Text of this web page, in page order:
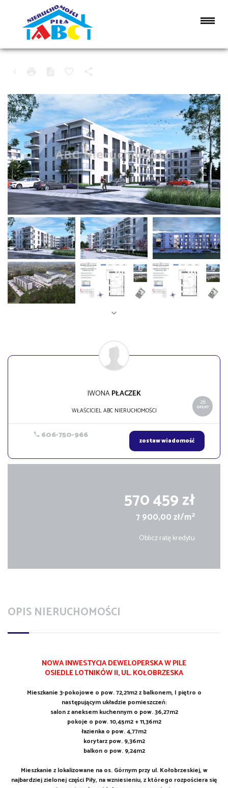
PIŁA
MIESZKANIE NA SPRZEDAŻ
26
OFERT
IWONAPŁACZEK
WŁAŚCICIEL ABC NIERUCHOMOŚCI
606-750-966 zostaw wiadomość
570 459 zł
7 900,00 zł/m2
Oblicz ratę kredytu
OPIS NIERUCHOMOŚCI
NOWA INWESTYCJA DEWELOPERSKA W PILE
OSIEDLE LOTNIKÓW II, UL. KOŁOBRZESKA
Mieszkanie 3-pokojowe o pow. 72,21m2 z balkonem, I piętro o
następującym układzie pomieszczeń:
salon z aneksem kuchennym o pow. 36,27m2
pokoje o pow. 10,45m2 + 11,36m2
łazienka o pow. 4,77m2
korytarz pow. 9,36m2
balkon o pow. 9,24m2
Mieszkanie z lokalizowane na os. Górnym przy ul. Kołobrzeskiej, w
najbardziej zielonej części Piły, na wzniesieniu, z którego rozpościera się